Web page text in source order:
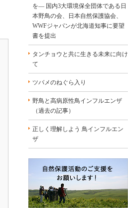
を― 国内3大環境保全団体である日
本野鳥の会、日本自然保護協会、
WWFジャパンが北海道知事に要望
書を提出
タンチョウと共に生きる未来に向け
て
ツバメのねぐら入り
野鳥と高病原性鳥インフルエンザ
（過去の記事）
正しく理解しよう 鳥インフルエン
ザ